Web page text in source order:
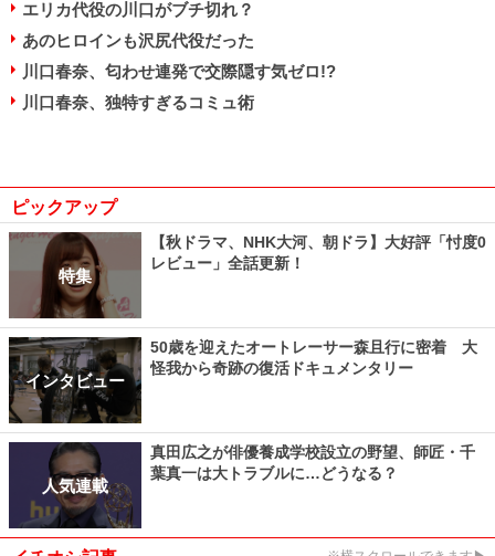
エリカ代役の川口がブチ切れ？
あのヒロインも沢尻代役だった
川口春奈、匂わせ連発で交際隠す気ゼロ!?
川口春奈、独特すぎるコミュ術
ピックアップ
特集
【秋ドラマ、NHK大河、朝ドラ】大好評「忖度0
レビュー」全話更新！
インタビュー
50歳を迎えたオートレーサー森且行に密着 大
怪我から奇跡の復活ドキュメンタリー
人気連載
真田広之が俳優養成学校設立の野望、師匠・千
葉真一は大トラブルに…どうなる？